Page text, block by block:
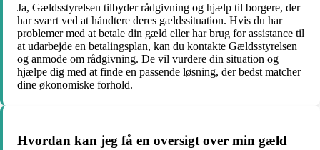
Ja, Gældsstyrelsen tilbyder rådgivning og hjælp til borgere, der
har svært ved at håndtere deres gældssituation. Hvis du har
problemer med at betale din gæld eller har brug for assistance til
at udarbejde en betalingsplan, kan du kontakte Gældsstyrelsen
og anmode om rådgivning. De vil vurdere din situation og
hjælpe dig med at finde en passende løsning, der bedst matcher
dine økonomiske forhold.
Hvordan kan jeg få en oversigt over min gæld